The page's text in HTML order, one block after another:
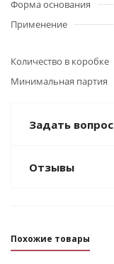
Форма основания
Применение
Количество в коробке
Минимальная партия
Задать вопрос
Отзывы
Похожие товары